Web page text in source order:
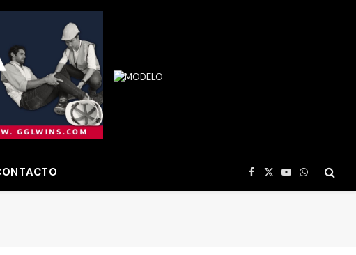
Facebook
X
(Twitter)
YouTube
WhatsApp